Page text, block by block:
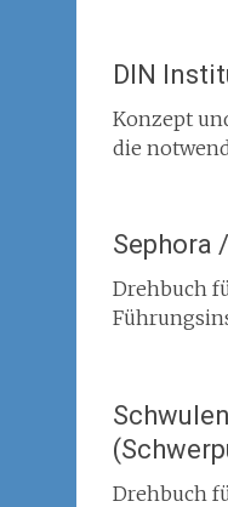
DIN
Konzept
die
Sephora
Drehbuch
Drehbuch